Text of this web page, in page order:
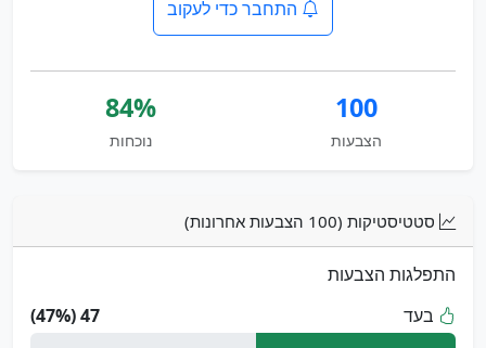
התחבר כדי לעקוב
100
הצבעות
84%
נוכחות
סטטיסטיקות (100 הצבעות אחרונות)
התפלגות הצבעות
בעד
47 (47%)